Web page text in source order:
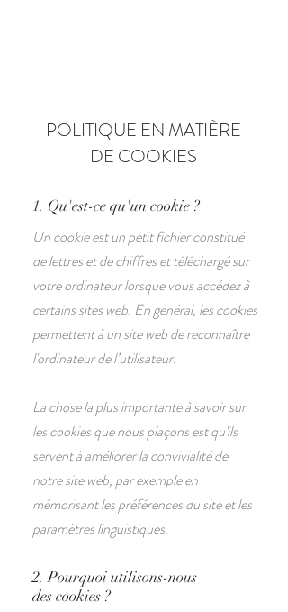
POLITIQUE EN MATIÈRE
DE COOKIES
1. Qu'est-ce qu'un cookie ?
Un cookie est un petit fichier constitué
de lettres et de chiffres et téléchargé sur
votre ordinateur lorsque vous accédez à
certains sites web. En général, les cookies
permettent à un site web de reconnaître
l'ordinateur de l’utilisateur.
La chose la plus importante à savoir sur
les cookies que nous plaçons est qu'ils
servent à améliorer la convivialité de
notre site web, par exemple en
mémorisant les préférences du site et les
paramètres linguistiques.
2. Pourquoi utilisons-nous
des cookies ?